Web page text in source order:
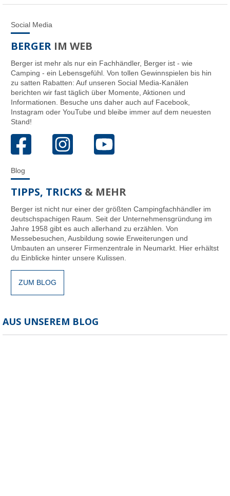
Social Media
BERGER IM WEB
Berger ist mehr als nur ein Fachhändler, Berger ist - wie
Camping - ein Lebensgefühl. Von tollen Gewinnspielen bis hin
zu satten Rabatten: Auf unseren Social Media-Kanälen
berichten wir fast täglich über Momente, Aktionen und
Informationen. Besuche uns daher auch auf Facebook,
Instagram oder YouTube und bleibe immer auf dem neuesten
Stand!
Blog
TIPPS, TRICKS & MEHR
Berger ist nicht nur einer der größten Campingfachhändler im
deutschspachigen Raum. Seit der Unternehmensgründung im
Jahre 1958 gibt es auch allerhand zu erzählen. Von
Messebesuchen, Ausbildung sowie Erweiterungen und
Umbauten an unserer Firmenzentrale in Neumarkt. Hier erhältst
du Einblicke hinter unsere Kulissen.
ZUM BLOG
AUS UNSEREM BLOG